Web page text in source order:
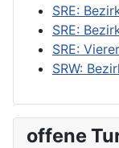
SRE:
SRE:
SRE:
SRW:
offene